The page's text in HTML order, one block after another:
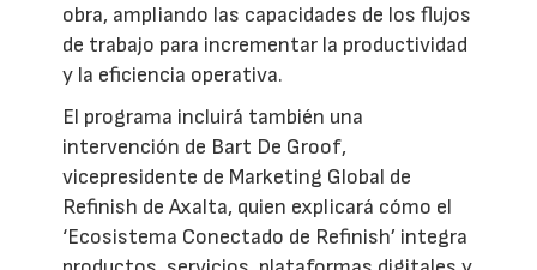
obra, ampliando las capacidades de los flujos
de trabajo para incrementar la productividad
y la eficiencia operativa.
El programa incluirá también una
intervención de Bart De Groof,
vicepresidente de Marketing Global de
Refinish de Axalta, quien explicará cómo el
‘Ecosistema Conectado de Refinish’ integra